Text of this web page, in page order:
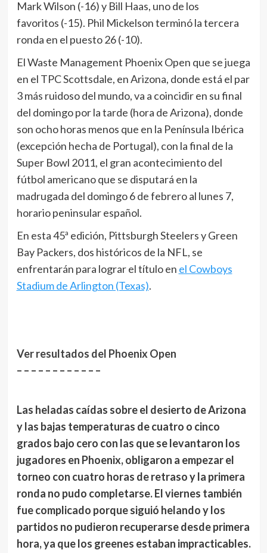
Mark Wilson (-16) y Bill Haas, uno de los
favoritos (-15). Phil Mickelson terminó la tercera
ronda en el puesto 26 (-10).
El Waste Management Phoenix Open que se juega
en el TPC Scottsdale, en Arizona, donde está el par
3 más ruidoso del mundo, va a coincidir en su final
del domingo por la tarde (hora de Arizona), donde
son ocho horas menos que en la Península Ibérica
(excepción hecha de Portugal), con la final de la
Super Bowl 2011, el gran acontecimiento del
fútbol americano que se disputará en la
madrugada del domingo 6 de febrero al lunes 7,
horario peninsular español.
En esta 45ª edición, Pittsburgh Steelers y Green
Bay Packers, dos históricos de la NFL, se
enfrentarán para lograr el título en el Cowboys
Stadium de Arlington (Texas).
Ver resultados del Phoenix Open
– – – – – – – – – – – –
Las heladas caídas sobre el desierto de Arizona
y las bajas temperaturas de cuatro o cinco
grados bajo cero con las que se levantaron los
jugadores en Phoenix, obligaron a empezar el
torneo con cuatro horas de retraso y la primera
ronda no pudo completarse. El viernes también
fue complicado porque siguió helando y los
partidos no pudieron recuperarse desde primera
hora, ya que los greenes estaban impracticables.